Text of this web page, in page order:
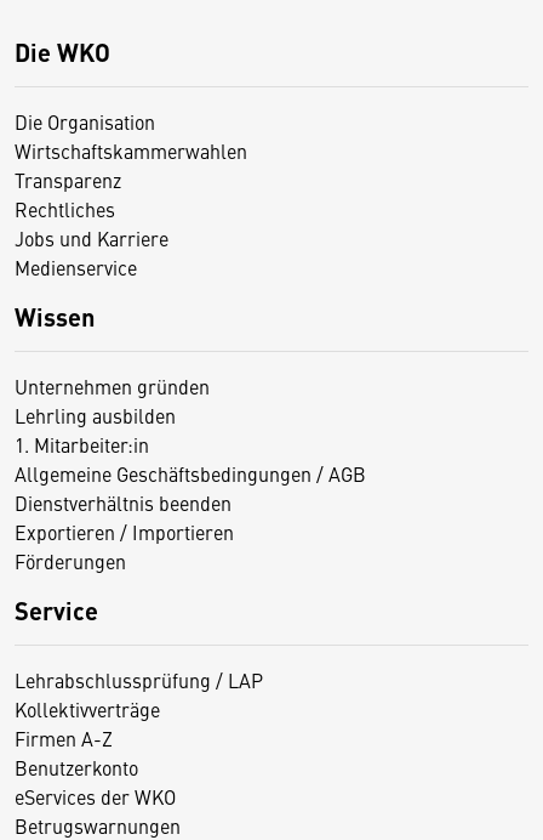
Die WKO
Die Organisation
Wirtschaftskammerwahlen
Transparenz
Rechtliches
Jobs und Karriere
Medienservice
Wissen
Unternehmen gründen
Lehrling ausbilden
1. Mitarbeiter:in
Allgemeine Geschäftsbedingungen / AGB
Dienstverhältnis beenden
Exportieren / Importieren
Förderungen
Service
Lehrabschlussprüfung / LAP
Kollektivverträge
Firmen A-Z
Benutzerkonto
eServices der WKO
Betrugswarnungen